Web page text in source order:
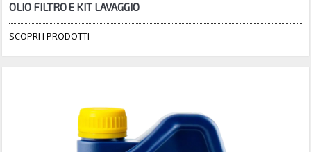
OLIO FILTRO E KIT LAVAGGIO
SCOPRI I PRODOTTI